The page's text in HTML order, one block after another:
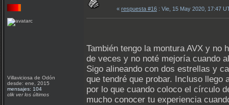
Villaviciosa de Odón
desde: ene, 2015
mensajes: 104
clik ver los últimos
« respuesta #16 : Vie, 15 May 2020, 17:47
También tengo la montura AVX y
de veces y no noté mejoría cuando
Sigo alineando con dos estrellas y
que tendré que probar. Incluso
por lo que cuando coloco el círculo
mucho conocer tu experiencia